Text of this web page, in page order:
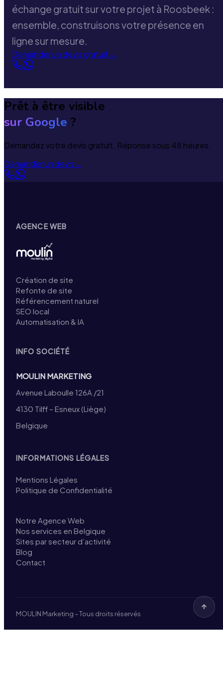
échange gratuit sur votre projet à Roosbeek :
ensemble, construisons votre présence en
ligne sur mesure.
Demander un devis gratuit→
Prêt à être visible
sur Google ?
Demandez votre devis gratuit. Réponse sous 48 heures.
Demander un devis→
AGENCE WEB
Création de site
Refonte de site
Référencement naturel
SEO local
Automatisation & IA
INFO SOCIÉTÉ
MOULIN MARKETING
Avenue Laboulle 126A /21
4130 Tilff – Esneux (Liège)
Belgique
INFORMATIONS LÉGALES
Mentions Légales
Politique de Confidentialité
Notre Agence Web
Nos services en Belgique
Sites par secteur d’activité
Blog
Contact
MOULIN Marketing – Tous droits réservés